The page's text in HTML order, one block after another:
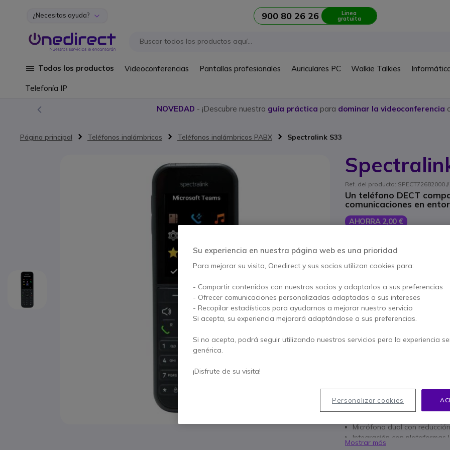
Ir al contenido
¿Necesitas ayuda? 900 80 26 26 Linea
gratuita
Todos los productos Videoconferencias Pantallas profesionales Auriculares PC Walkie Talkies
Telefonía IP
NOVEDAD - ¡Descubre nuestra guía práctica para dominar la videoconferencia
Página principal Teléfonos inalámbricos Teléfonos inalámbricos PABX Spectralink S33
Ref. del producto: SPECT72682000
Un teléfono DECT
comunicaciones en
AHORRA 2,00 €
195,95 € s/Iva
Cantidad
No está disponible
100+ productos en stock
1 año de garantíadel
Resistencia IP54 y
Hasta 16 horas de tiempo de
Bluetooth 5.1 + puerto para
Micrófono dual con
Integración con plataformas
Mensajería avanzada +
Mostrar más
Su experiencia en nuestra página web es una prioridad
Para mejorar su visita, Onedirect y sus socios utilizan cookies para:
- Compartir contenidos con nuestros socios y adaptarlos a sus preferencias
- Ofrecer comunicaciones personalizadas adaptadas a sus intereses
- Recopilar estadísticas para ayudarnos a mejorar nuestro servicio
Si acepta, su experiencia mejorará adaptándose a sus preferencias.
Si no acepta, podrá seguir utilizando nuestros servicios pero la experiencia
genérica.
¡Disfrute de su visita!
Personalizar cookies